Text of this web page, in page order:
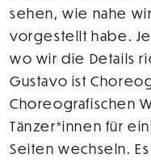
sehen, wie nahe
vorgestellt habe.
wo wir die Details
Gustavo ist
Choreografischen
Tänzer*innen für
Seiten wechseln.